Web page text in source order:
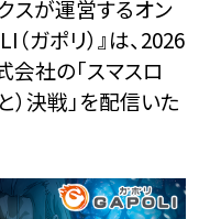
スが運営するオン
ガポリ）』は、2026
会社の「スマスロ
）決戦」を配信いた